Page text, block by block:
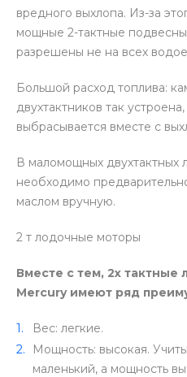
вредного выхлопа. Из-за
мощные 2-тактные
разрешены не на всех
Большой расход топлива:
двухтактников так
выбрасывается вместе с
В маломощных двухтактных
необходимо
маслом вручную.
2 т лодочные моторы
Вместе с тем, 2х
Mercury имеют ряд
Вес: легкие.
Мощность: высокая.
маленький, а мощность